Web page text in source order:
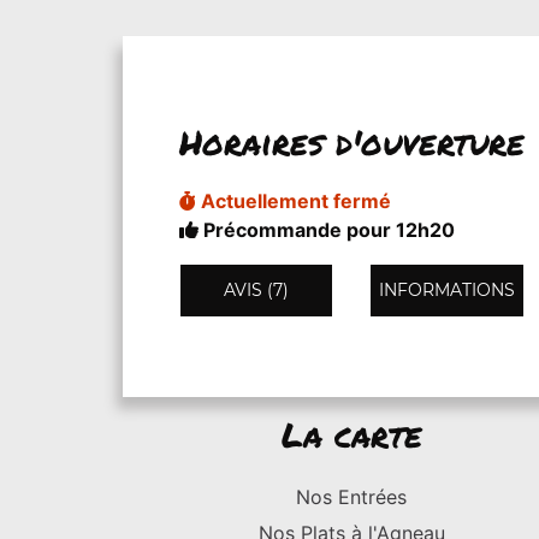
Horaires d'ouverture
Actuellement fermé
Précommande pour 12h20
AVIS (7) INFORMATIONS
La carte
Nos Entrées
Nos Plats à l'Agneau